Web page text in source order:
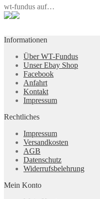
wt-fundus auf…
Informationen
Über WT-Fundus
Unser Ebay Shop
Facebook
Anfahrt
Kontakt
Impressum
Rechtliches
Impressum
Versandkosten
AGB
Datenschutz
Widerrufsbelehrung
Mein Konto